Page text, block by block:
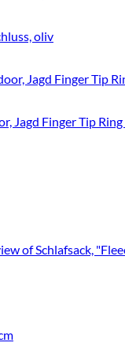
oliv
Jagd Finger Tip Ring